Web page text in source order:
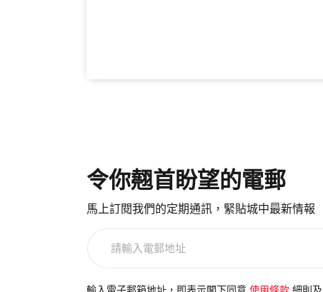
令你翹首盼望的電郵
馬上訂閱我們的定期通訊，緊貼城中最新情報
電